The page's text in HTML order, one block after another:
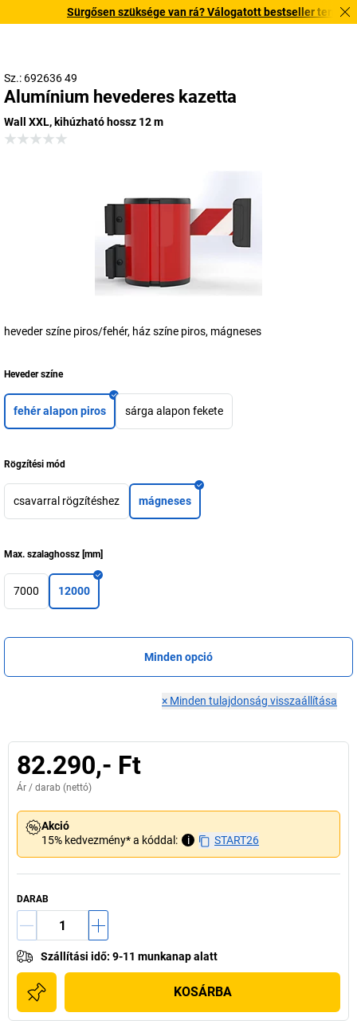
Sürgősen szüksége van rá? Válogatott bestseller
Sz.: 692636 49
Alumínium hevederes kazetta
Wall XXL, kihúzható hossz 12 m
heveder színe piros/fehér, ház színe piros, mágneses
Heveder színe
fehér alapon piros sárga alapon fekete
Rögzítési mód
csavarral rögzítéshez mágneses
Max. szalaghossz [mm]
7000 12000
Minden opció
× Minden tulajdonság visszaállítása
82.290,- Ft
Ár / darab (nettó)
Akció
15% kedvezmény* a kóddal:
i START26
DARAB
Szállítási idő: 9-11 munkanap alatt
KOSÁRBA